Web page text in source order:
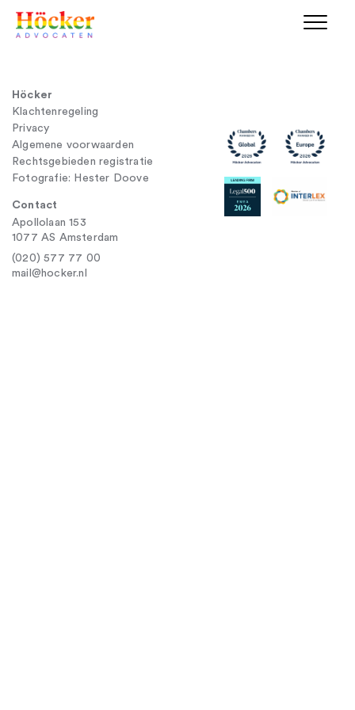
Höcker
Klachtenregeling
Privacy
Algemene voorwaarden
Rechtsgebieden registratie
Fotografie: Hester Doove
Contact
Apollolaan 153
1077 AS Amsterdam
(020) 577 77 00
mail@hocker.nl